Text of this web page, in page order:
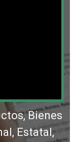
Bienes
Estatal,